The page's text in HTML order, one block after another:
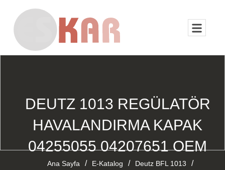
DEUTZ 1013 REGÜLATÖR
HAVALANDIRMA KAPAK
04255055 04207651 OEM
Ana Sayfa / E-Katalog / Deutz BFL 1013 /